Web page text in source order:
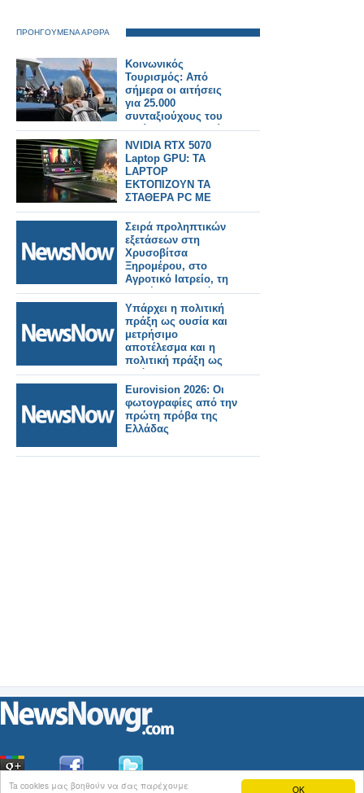
OK
Ta cookies μας βοηθούν να σας παρέχουμε
ΠΡΟΗΓΟΥΜΕΝΑ ΑΡΘΡΑ
Κοινωνικός
Τουρισμός: Aπό
σήμερα οι αιτήσεις
για 25.000
συνταξιούχους του
πρώην ΟΑΕΕ – Πώς
γίνεται η διαδικασί
NVIDIA RTX 5070
Laptop GPU: TA
LAPTOP
ΕΚΤΟΠΙΖΟΥΝ ΤΑ
ΣΤΑΘΕΡΑ PC ME
12GB VRAM
Σειρά προληπτικών
εξετάσεων στη
Χρυσοβίτσα
Ξηρομέρου, στο
Αγροτικό Ιατρείο, τη
Δευτέρα 4/5, από
09:30 έως 14:00.
Υπάρχει η πολιτική
πράξη ως ουσία και
μετρήσιμο
αποτέλεσμα και η
πολιτική πράξη ως
πρόσκαιρες
εντυπώσεις μέσω
διαστρέβλωσης των
γεγονότων και της
πραγματικότητας,
χωρίς κανένα
Eurovision 2026: Οι
φωτογραφίες από την
πρώτη πρόβα της
Ελλάδας